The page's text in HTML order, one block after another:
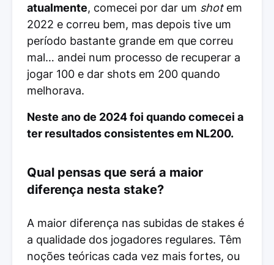
atualmente, comecei por dar um shotem
2022 e correu bem, mas depois tive um
período bastante grande em que correu
mal… andei num processo de recuperar a
jogar 100 e dar shots em 200 quando
melhorava.
Neste ano de 2024 foi quando comecei a
ter resultados consistentes em NL200.
Qual pensas que será a maior
diferença nesta stake?
A maior diferença nas subidas de stakes é
a qualidade dos jogadores regulares. Têm
noções teóricas cada vez mais fortes, ou